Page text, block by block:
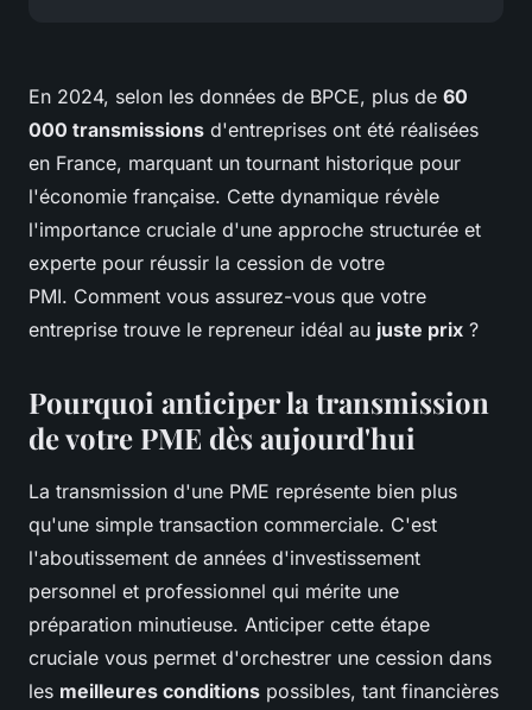
En 2024, selon les données de BPCE, plus de 60
000 transmissions d'entreprises ont été réalisées
en France, marquant un tournant historique pour
l'économie française. Cette dynamique révèle
l'importance cruciale d'une approche structurée et
experte pour réussir la cession de votre
PMI. Comment vous assurez-vous que votre
entreprise trouve le repreneur idéal au juste prix ?
Pourquoi anticiper la transmission
de votre PME dès aujourd'hui
La transmission d'une PME représente bien plus
qu'une simple transaction commerciale. C'est
l'aboutissement de années d'investissement
personnel et professionnel qui mérite une
préparation minutieuse. Anticiper cette étape
cruciale vous permet d'orchestrer une cession dans
les meilleures conditions possibles, tant financières